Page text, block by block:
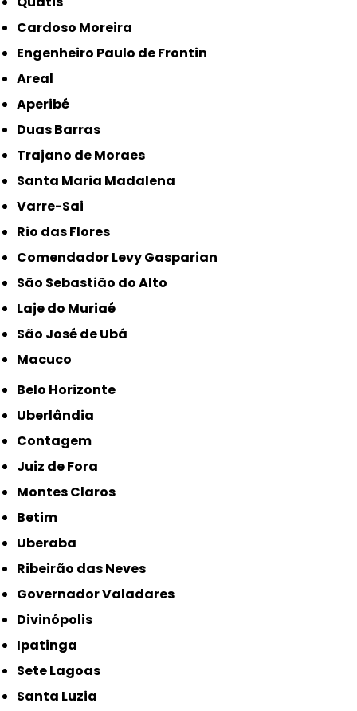
Cardoso Moreira
Engenheiro Paulo de Frontin
Areal
Aperibé
Duas Barras
Trajano de Moraes
Santa Maria Madalena
Varre-Sai
Rio das Flores
Comendador Levy Gasparian
São Sebastião do Alto
Laje do Muriaé
São José de Ubá
Macuco
Belo Horizonte
Uberlândia
Contagem
Juiz de Fora
Montes Claros
Betim
Uberaba
Ribeirão das Neves
Governador Valadares
Divinópolis
Ipatinga
Sete Lagoas
Santa Luzia